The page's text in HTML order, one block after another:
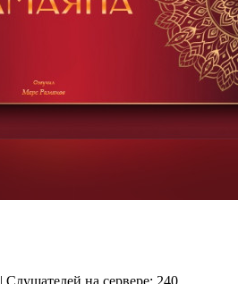
| Слушателей на сервере: 240